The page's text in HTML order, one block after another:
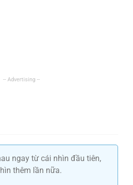
ngay từ cái nhìn đầu tiên,
thêm lần nữa.